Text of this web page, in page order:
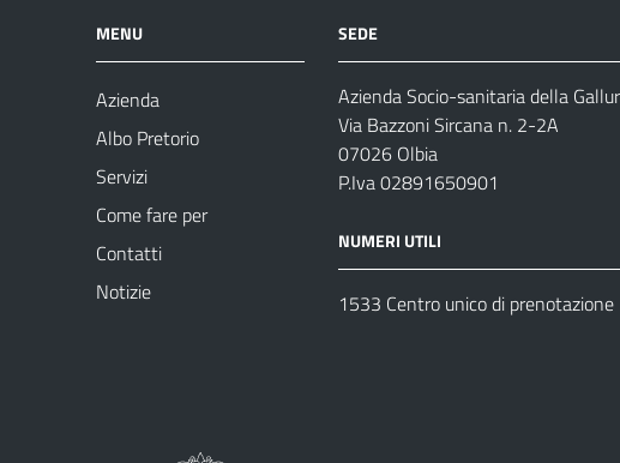
MENU
Azienda
Albo Pretorio
Servizi
Come fare per
Contatti
Notizie
SEDE
Azienda Socio-sanitaria della
Via Bazzoni Sircana n. 2-2A
07026 Olbia
P.Iva 02891650901
NUMERI UTILI
1533 Centro unico di prenotazione